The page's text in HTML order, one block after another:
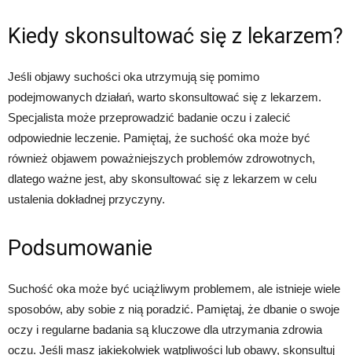
Kiedy skonsultować się z lekarzem?
Jeśli objawy suchości oka utrzymują się pomimo
podejmowanych działań, warto skonsultować się z lekarzem.
Specjalista może przeprowadzić badanie oczu i zalecić
odpowiednie leczenie. Pamiętaj, że suchość oka może być
również objawem poważniejszych problemów zdrowotnych,
dlatego ważne jest, aby skonsultować się z lekarzem w celu
ustalenia dokładnej przyczyny.
Podsumowanie
Suchość oka może być uciążliwym problemem, ale istnieje wiele
sposobów, aby sobie z nią poradzić. Pamiętaj, że dbanie o swoje
oczy i regularne badania są kluczowe dla utrzymania zdrowia
oczu. Jeśli masz jakiekolwiek wątpliwości lub obawy, skonsultuj